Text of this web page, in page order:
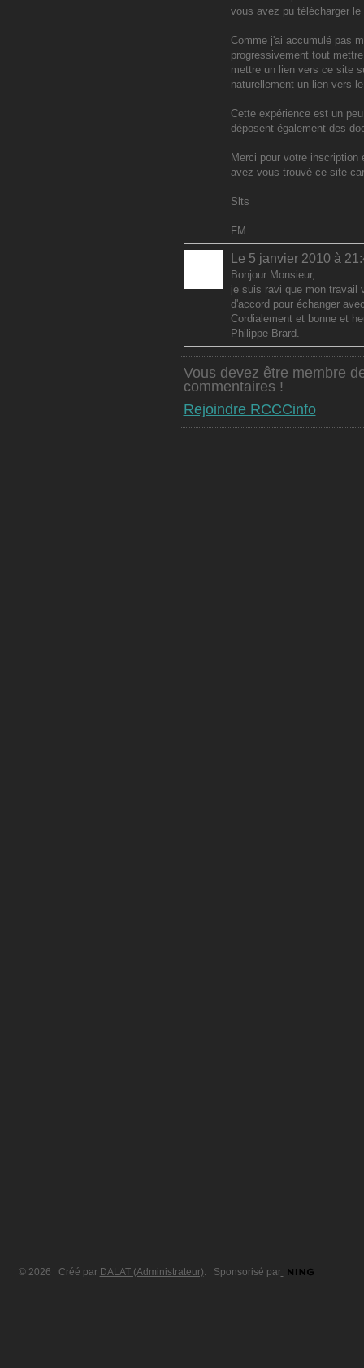
vous avez pu télécharger
Comme j'ai accumulé pas
progressivement tout
mettre un lien vers ce site
naturellement un lien vers
Cette expérience est un
déposent également des
Merci pour votre inscription
avez vous trouvé ce site
Slts
FM
Le 5 janvier 2010 à
Bonjour Monsieur,
je suis ravi que mon travail
d'accord pour échanger
Cordialement et bonne et
Philippe Brard.
Vous devez être membre
commentaires !
Rejoindre RCCCinfo
© 2026 Créé par DALAT (Administrateur). Sponsorisé par